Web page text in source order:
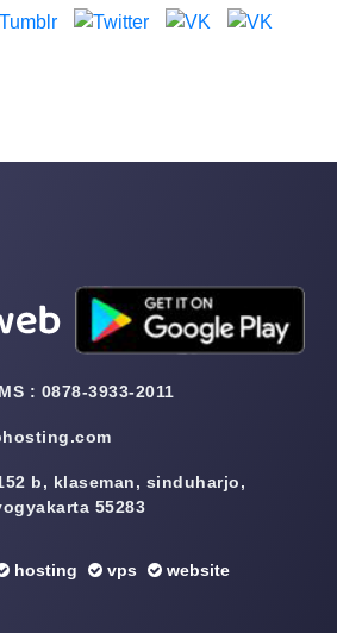
: 0878-3933-2011
b, klaseman, sinduharjo,
55283
hosting vps website